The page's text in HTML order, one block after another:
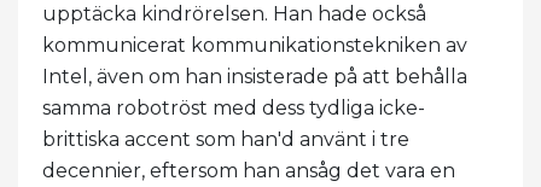
upptäcka kindrörelsen. Han hade också
kommunicerat kommunikationstekniken av
Intel, även om han insisterade på att behålla
samma robotröst med dess tydliga icke-
brittiska accent som han'd använt i tre
decennier, eftersom han ansåg det vara en